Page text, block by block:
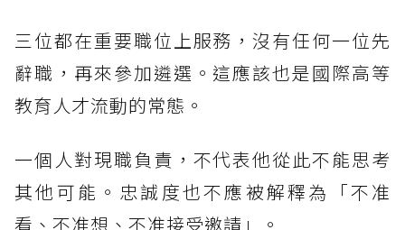
三位都在重要職位上服務，沒有任何一位先
辭職，再來參加遴選。這應該也是國際高等
教育人才流動的常態。
一個人對現職負責，不代表他從此不能思考
其他可能。忠誠度也不應被解釋為「不准
看、不准想、不准接受邀請」。